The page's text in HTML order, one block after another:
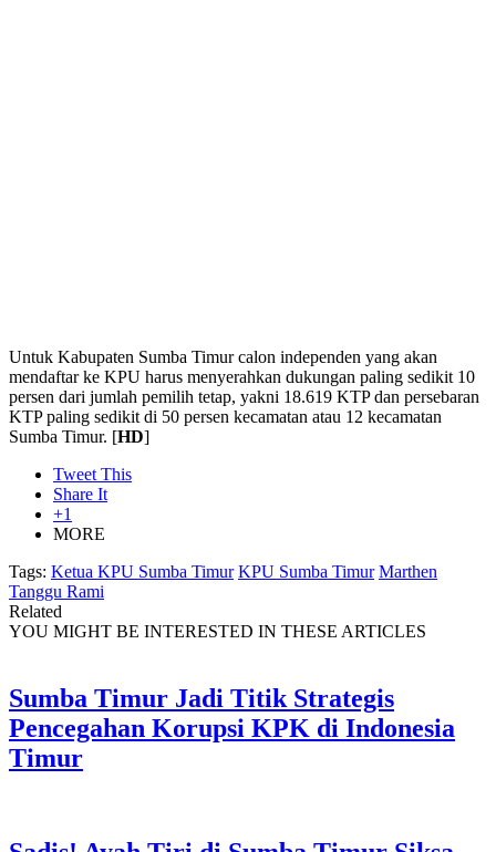
Untuk Kabupaten Sumba Timur calon independen yang akan
mendaftar ke KPU harus menyerahkan dukungan paling sedikit 10
persen dari jumlah pemilih tetap, yakni 18.619 KTP dan persebaran
KTP paling sedikit di 50 persen kecamatan atau 12 kecamatan
Sumba Timur. [HD]
Tweet This
Share It
+1
MORE
Tags: Ketua KPU Sumba Timur KPU Sumba Timur Marthen
Tanggu Rami
Related
YOU MIGHT BE INTERESTED IN THESE ARTICLES
Sumba Timur Jadi Titik Strategis
Pencegahan Korupsi KPK di Indonesia
Timur